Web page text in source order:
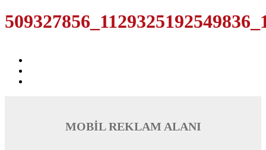
MOBİL REKLAM ALANI